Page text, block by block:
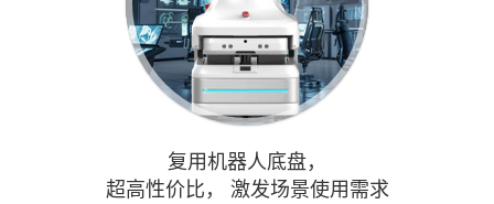
复用机器人底盘，
超高性价比， 激发场景使用需求